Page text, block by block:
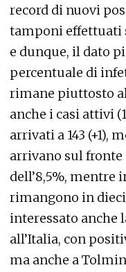
record di nuovi
tamponi effettuati
e dunque, il dato
percentuale di
rimane piuttosto
anche i casi attivi
arrivati a 143 (+1),
arrivano sul fronte
dell’8,5%, mentre
rimangono in
interessato anche
all’Italia, con
ma anche a